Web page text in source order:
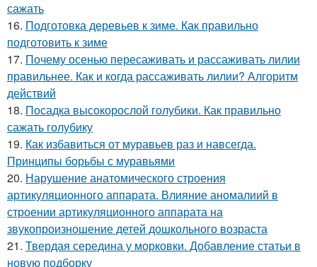
сажать
16. Подготовка деревьев к зиме. Как правильно
подготовить к зиме
17. Почему осенью пересаживать и рассаживать лилии
правильнее. Как и когда рассаживать лилии? Алгоритм
действий
18. Посадка высокорослой голубики. Как правильно
сажать голубику
19. Как избавиться от муравьев раз и навсегда.
Принципы борьбы с муравьями
20. Нарушение анатомического строения
артикуляционного аппарата. Влияние аномалиий в
строении артикуляционного аппарата на
звукопроизношение детей дошкольного возраста
21. Твердая середина у морковки. Добавление статьи в
новую подборку